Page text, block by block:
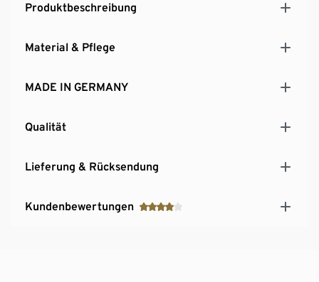
Produktbeschreibung
Material & Pflege
MADE IN GERMANY
Qualität
Lieferung & Rücksendung
Kundenbewertungen